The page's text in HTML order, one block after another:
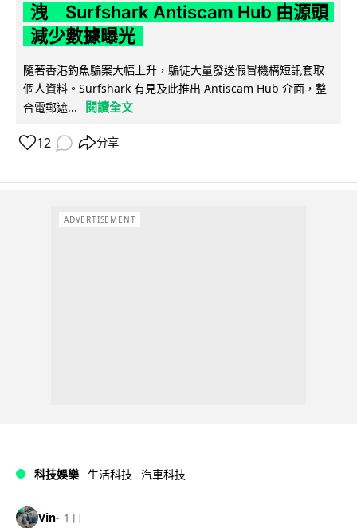
洩 Surfshark Antiscam Hub 由源頭
減少數據曝光
隨著香港釣魚騙案大幅上升，騙徒大量發送假冒機構短訊套取
個人資料。Surfshark 有見及此推出 Antiscam Hub 介面，整
合電郵遮...
閱讀全文
12 分享
ADVERTISEMENT
科技娛樂 生活科技 汽車科技
Vin 1 日